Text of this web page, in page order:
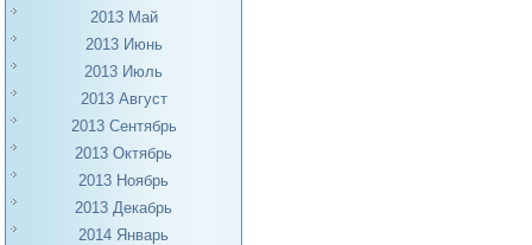
2013 Май
2013 Июнь
2013 Июль
2013 Август
2013 Сентябрь
2013 Октябрь
2013 Ноябрь
2013 Декабрь
2014 Январь